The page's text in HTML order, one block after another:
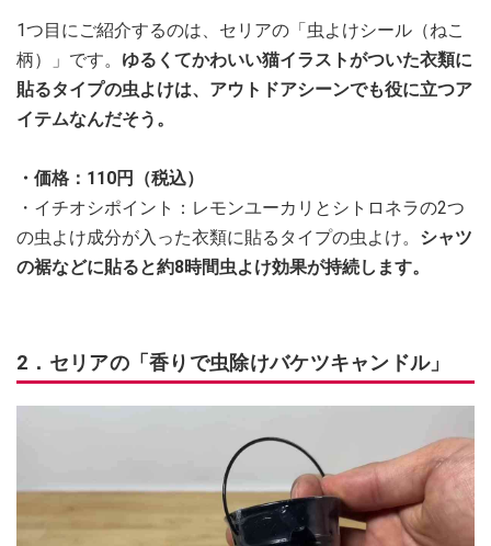
1つ目にご紹介するのは、セリアの「虫よけシール（ねこ
柄）」です。 ゆるくてかわいい猫イラストがついた衣類に
貼るタイプの虫よけは、アウトドアシーンでも役に立つア
イテムなんだそう。
・価格：110円（税込）
・イチオシポイント：レモンユーカリとシトロネラの2つ
の虫よけ成分が入った衣類に貼るタイプの虫よけ。 シャツ
の裾などに貼ると約8時間虫よけ効果が持続します。
2．セリアの「香りで虫除けバケツキャンドル」